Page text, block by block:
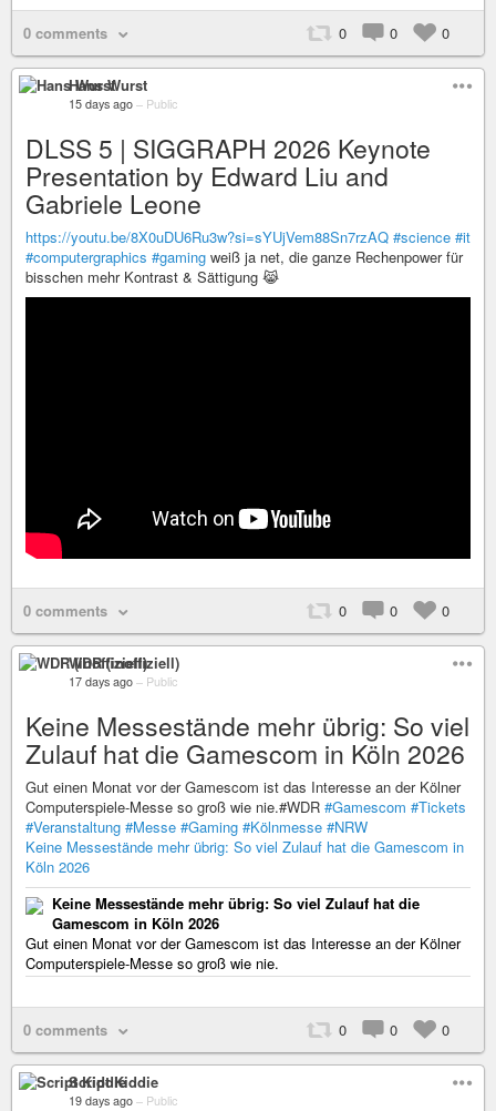
0 comments 0 0 0
Hans Wurst
15 days ago – Public
DLSS 5 | SIGGRAPH 2026 Keynote
Presentation by Edward Liu and
Gabriele Leone
https://youtu.be/8X0uDU6Ru3w?si=sYUjVem88Sn7rzAQ #science #it
#computergraphics #gaming weiß ja net, die ganze Rechenpower für
bisschen mehr Kontrast & Sättigung 😹
0 comments 0 0 0
WDR (inoffiziell)
17 days ago – Public
Keine Messestände mehr übrig: So viel
Zulauf hat die Gamescom in Köln 2026
Gut einen Monat vor der Gamescom ist das Interesse an der Kölner
Computerspiele-Messe so groß wie nie.#WDR #Gamescom #Tickets
#Veranstaltung #Messe #Gaming #Kölnmesse #NRW
Keine Messestände mehr übrig: So viel Zulauf hat die Gamescom in
Köln 2026
Keine Messestände mehr übrig: So viel Zulauf hat die
Gamescom in Köln 2026
Gut einen Monat vor der Gamescom ist das Interesse an der Kölner
Computerspiele-Messe so groß wie nie.
0 comments 0 0 0
Script Kiddie
19 days ago – Public